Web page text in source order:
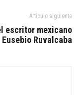
Artículo siguiente
escritor mexicano
Eusebio Ruvalcaba